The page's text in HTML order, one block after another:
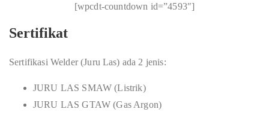
[wpcdt-countdown id=”4593″]
Sertifikat
Sertifikasi Welder (Juru Las) ada 2 jenis:
JURU LAS SMAW (Listrik)
JURU LAS GTAW (Gas Argon)